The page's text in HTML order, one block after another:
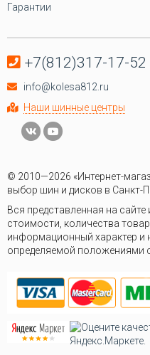
Гарантии
+7(812)317-17-52
info@kolesa812.ru
Наши шинные центры
© 2010—2026 «Интернет-
выбор шин и дисков в Санкт-
Вся представленная на
стоимости, количества
информационный характер и
определяемой положениями